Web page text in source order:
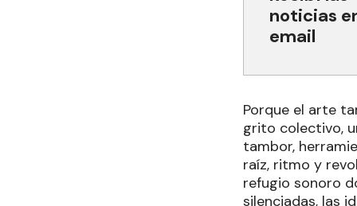
noticias
email
Porque el arte
grito colectivo,
tambor,
raíz, ritmo y
refugio sonoro
silenciadas, las